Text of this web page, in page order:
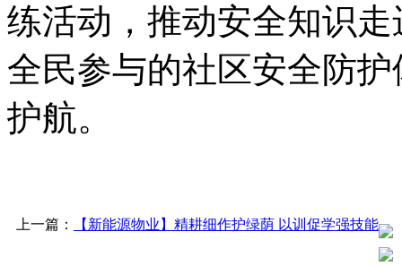
练活动，推动安全知识
全民参与的社区安全防
护航。
上一篇： 【新能源物业】精耕细作护绿荫 以训促学强技能